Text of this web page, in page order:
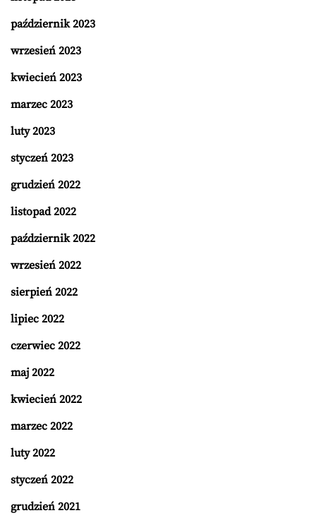
październik 2023
wrzesień 2023
kwiecień 2023
marzec 2023
luty 2023
styczeń 2023
grudzień 2022
listopad 2022
październik 2022
wrzesień 2022
sierpień 2022
lipiec 2022
czerwiec 2022
maj 2022
kwiecień 2022
marzec 2022
luty 2022
styczeń 2022
grudzień 2021